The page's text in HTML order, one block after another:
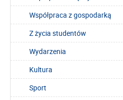
Współpraca z gospodarką
Z życia studentów
Wydarzenia
Kultura
Sport